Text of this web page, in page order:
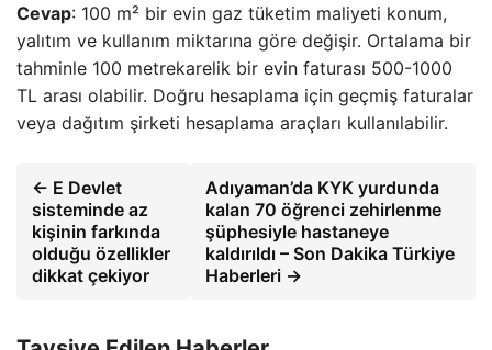
Cevap: 100 m² bir evin gaz tüketim maliyeti konum,
yalıtım ve kullanım miktarına göre değişir. Ortalama bir
tahminle 100 metrekarelik bir evin faturası 500-1000
TL arası olabilir. Doğru hesaplama için geçmiş faturalar
veya dağıtım şirketi hesaplama araçları kullanılabilir.
← E Devlet
sisteminde az
kişinin farkında
olduğu özellikler
dikkat çekiyor
Adıyaman’da KYK yurdunda
kalan 70 öğrenci zehirlenme
şüphesiyle hastaneye
kaldırıldı – Son Dakika Türkiye
Haberleri →